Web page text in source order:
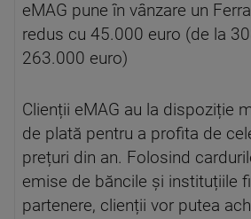
eMAG pune în vânzare un
redus cu 45.000 euro (de la
263.000 euro)
Clienții eMAG au la dispoziție
de plată pentru a profita de
prețuri din an. Folosind
emise de băncile și instituțiile
partenere, clienții vor putea